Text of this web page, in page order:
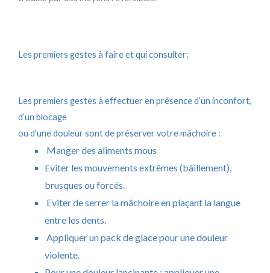
Les premiers gestes à faire et qui consulter:
Les premiers gestes à effectuer en présence d’un inconfort,
d’un blocage
ou d’une douleur sont de préserver votre mâchoire :
Manger des aliments mous
Eviter les mouvements extrêmes (bâillement),
brusques ou forcés.
Eviter de serrer la mâchoire en plaçant la langue
entre les dents.
Appliquer un pack de glace pour une douleur
violente.